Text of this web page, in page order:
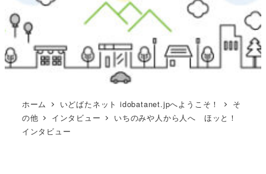
ホーム いどばたネット idobatanet.jpへようこそ！
そ
の他
インタビュー
いちのみや人から人へ ほッと！
インタビュー